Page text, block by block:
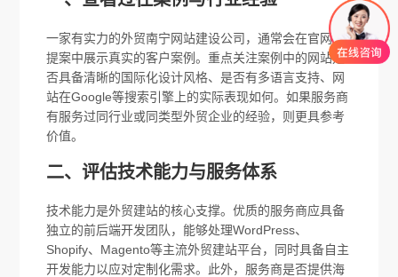
一家有实力的外贸南宁网站建设公司，通常会在官网或
提案中展示真实的客户案例。重点关注案例中的网站是
否具备清晰的国际化设计风格、是否有多语言支持、网
站在Google等搜索引擎上的实际表现如何。如果服务商
有服务过同行业或同类型外贸企业的经验，则更具参考
价值。
二、评估技术能力与服务体系
技术能力是外贸建站的核心支撑。优质的服务商应具备
独立的前后端开发团队，能够处理WordPress、
Shopify、Magento等主流外贸建站平台，同时具备自主
开发能力以应对定制化需求。此外，服务商是否提供海